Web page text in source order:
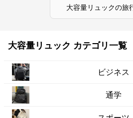
大容量リュックの旅
大容量リュック カテゴリ一覧
ビジネス
通学